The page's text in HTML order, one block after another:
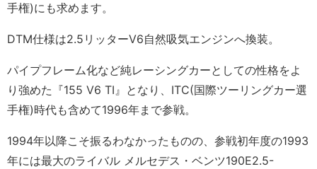
手権)にも求めます。
DTM仕様は2.5リッターV6自然吸気エンジンへ換装。
パイプフレーム化など純レーシングカーとしての性格をよ
り強めた『155 V6 TI』となり、ITC(国際ツーリングカー選
手権)時代も含めて1996年まで参戦。
1994年以降こそ振るわなかったものの、参戦初年度の1993
年には最大のライバル メルセデス・ベンツ190E2.5-